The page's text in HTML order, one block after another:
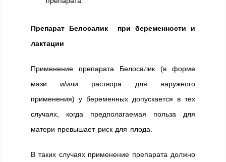
Препарат Белосалик при беременности и
лактации
Применение препарата Белосалик (в форме
мази и/или раствора для наружного
применения) у беременных допускается в тех
случаях, когда предполагаемая польза для
матери превышает риск для плода.
В таких случаях применение препарата должно